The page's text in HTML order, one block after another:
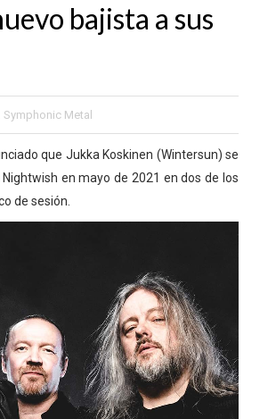
bajista a sus
Symphonic Metal
que Jukka Koskinen (Wintersun) se
en mayo de 2021 en dos de los
de sesión.